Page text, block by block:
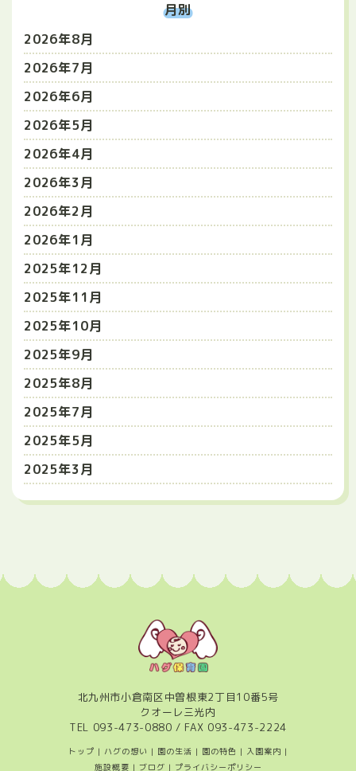
月別
2026年8月
2026年7月
2026年6月
2026年5月
2026年4月
2026年3月
2026年2月
2026年1月
2025年12月
2025年11月
2025年10月
2025年9月
2025年8月
2025年7月
2025年5月
2025年3月
北九州市小倉南区中曽根東2丁目10番5号
クオーレ三光内
TEL 093-473-0880 / FAX 093-473-2224
トップ | ハグの想い | 園の生活 | 園の特色 | 入園案内 |
施設概要 | ブログ | プライバシーポリシー